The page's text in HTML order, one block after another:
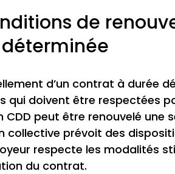
de
d’un contrat à durée
qui doivent être respectées
CDD peut être renouvelé
collective prévoit des
respecte les modalités
du contrat.